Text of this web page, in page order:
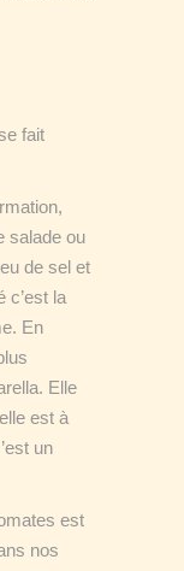
fait
salade ou
de sel et
c’est la
En
Elle
est à
un
est
nos